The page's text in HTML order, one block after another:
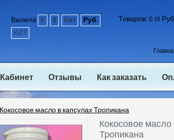
Валюта € $ Бат
Руб.
KZT
Товаров: 0 (0
Кабинет Отзывы Как заказать
Кокосовое масло в капсулах Тропикана
Кокосовое масло
Тропикана